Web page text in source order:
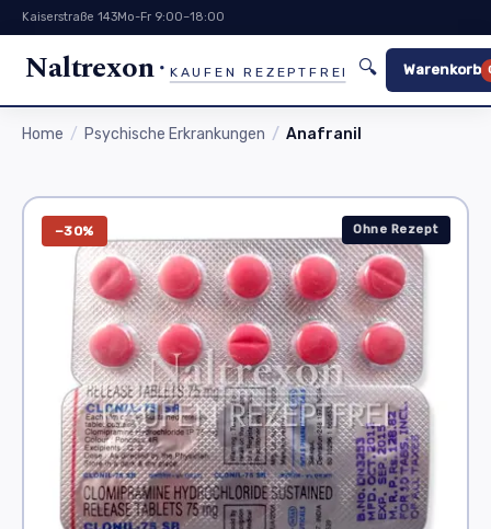
Kaiserstraße 143Mo-Fr 9:00–18:00
Naltrexon KAUFEN REZEPTFREI 🔍 Warenkorb
Home Psychische Erkrankungen Anafranil
−30% Ohne Rezept